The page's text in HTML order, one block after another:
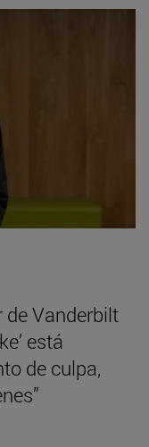
Vanderbilt
está
de culpa,